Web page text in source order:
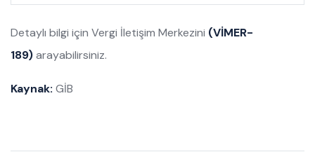
Detaylı bilgi için Vergi İletişim Merkezini (VİMER-
189)arayabilirsiniz.
Kaynak: GİB